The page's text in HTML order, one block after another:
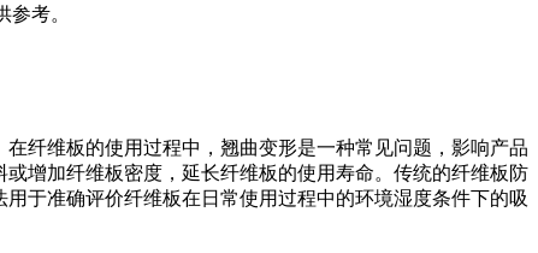
考。
纤维板的使用过程中，翘曲变形是一种常见问题，影响产品
增加纤维板密度，延长纤维板的使用寿命。传统的纤维板防
于准确评价纤维板在日常使用过程中的环境湿度条件下的吸